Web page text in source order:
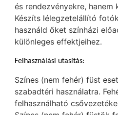
és rendezvényekre,
Készíts lélegzetelállító
használd őket színházi
különleges effektjeihez.
Felhasználási utasítás:
Színes (nem fehér) füst
szabadtéri használatra.
felhasználható